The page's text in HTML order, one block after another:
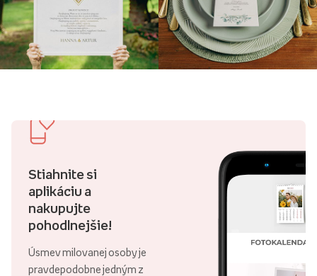
Stiahnite si
aplikáciu a
nakupujte
pohodlnejšie!
Úsmev milovanej osoby je
pravdepodobne jedným z